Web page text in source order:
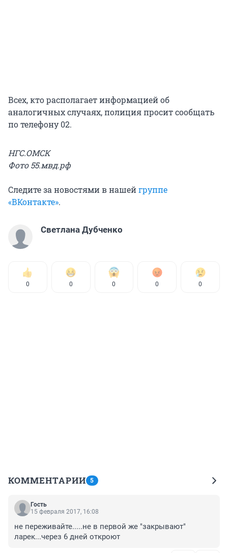
Всех, кто располагает информацией об
аналогичных случаях, полиция просит сообщать
по телефону 02.
НГС.ОМСК
Фото 55.мвд.рф
Следите за новостями в нашейгруппе
«ВКонтакте».
Светлана Дубченко
0 0 0 0 0
КОММЕНТАРИИ 5
Гость
15 февраля 2017, 16:08
не переживайте.....не в первой же "закрывают"
ларек...через 6 дней откроют